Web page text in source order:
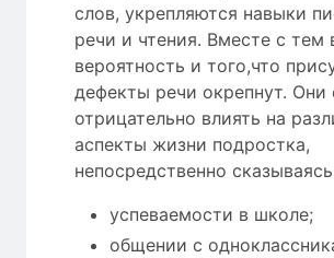
слов, укрепляются навыки
речи и чтения. Вместе с тем
вероятность и того,что
дефекты речи окрепнут. Они
отрицательно влиять на
аспекты жизни подростка,
непосредственно
успеваемости в школе;
общении с